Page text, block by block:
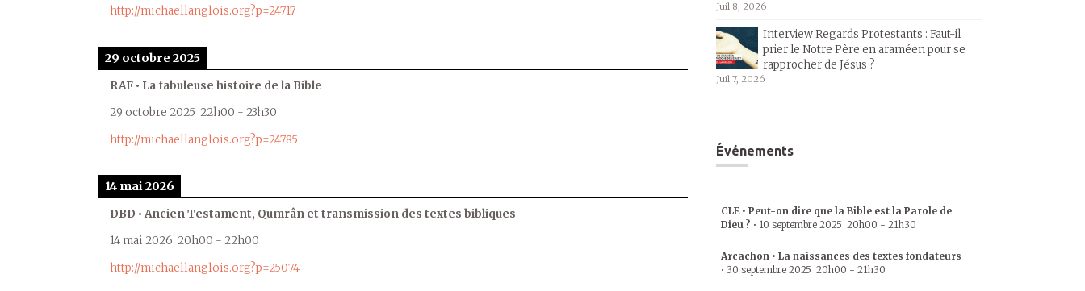
http://michaellanglois.org?p=24717
29 octobre 2025
RAF • La fabuleuse histoire de la Bible
29 octobre 2025 22h00 - 23h30
http://michaellanglois.org?p=24785
14 mai 2026
DBD • Ancien Testament, Qumrân et transmission des textes bibliques
14 mai 2026 20h00 - 22h00
http://michaellanglois.org?p=25074
Juil 8, 2026
Interview Regards Protestants : Faut-il
prier le Notre Père en araméen pour se
rapprocher de Jésus ?
Juil 7, 2026
Événements
CLE • Peut-on dire que la Bible est la Parole de
Dieu ? • 10 septembre 2025 20h00 - 21h30
Arcachon • La naissances des textes fondateurs
• 30 septembre 2025 20h00 - 21h30